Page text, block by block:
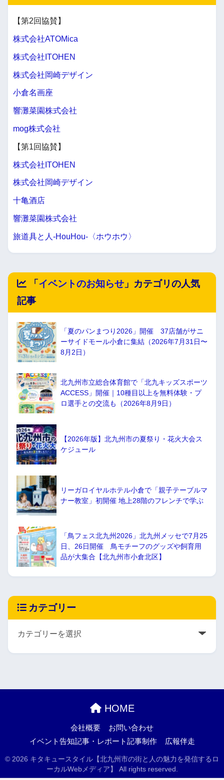
【第2回協賛】
株式会社ATOMica
株式会社ITOHEN
株式会社岡崎デザイン
小倉名画座
響灘菜園株式会社
mog株式会社
【第1回協賛】
株式会社ITOHEN
株式会社岡崎デザイン
十亀酒店
響灘菜園株式会社
旅道具と人-HouHou-〈ホウホウ〉
「 イベントのお知らせ 」カテゴリの人気
記事
「夏のパンまつり2026」開催 37店舗がサニ
ーサイドモール小倉に集結（2026年7月31日〜
8月2日）
北九州市立総合体育館で「北九キッズスポーツ
ACCESS」開催｜10種目以上を無料体験・プ
ロ選手との交流も（2026年8月9日）
【2026年版】北九州市の夏祭り・花火大会ス
ケジュール
リーガロイヤルホテル小倉で「親子テーブルマ
ナー教室」初開催 地上28階のフレンチで学ぶ
「鳥フェス北九州2026」北九州メッセで7月25
日、26日開催 鳥モチーフのグッズや飼育用
品が大集合【北九州市小倉北区】
カテゴリー
HOME
会社概要
お問い合わせ
イベント告知記事・レポート記事制作
広報伴走
© 2026 キタキュースタイル【北九州市の街と人の魅力を発信するロ
ーカルWebメディア】 All rights reserved.